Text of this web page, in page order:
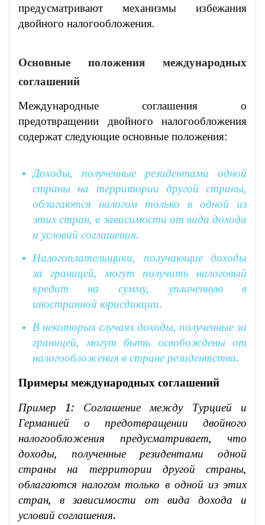
предусматривают механизмы избежания
двойного налогообложения.
Основные положения международных
соглашений
Международные соглашения о
предотвращении двойного налогообложения
содержат следующие основные положения:
Доходы, полученные резидентами одной
страны на территории другой страны,
облагаются налогом только в одной из
этих стран, в зависимости от вида дохода
и условий соглашения.
Налогоплательщики, получающие доходы
за границей, могут получить налоговый
кредит на сумму, уплаченную в
иностранной юрисдикции.
В некоторых случаях доходы, полученные за
границей, могут быть освобождены от
налогообложения в стране резидентства.
Примеры международных соглашений
Пример 1: Соглашение между Турцией и
Германией о предотвращении двойного
налогообложения предусматривает, что
доходы, полученные резидентами одной
страны на территории другой страны,
облагаются налогом только в одной из этих
стран, в зависимости от вида дохода и
условий соглашения.